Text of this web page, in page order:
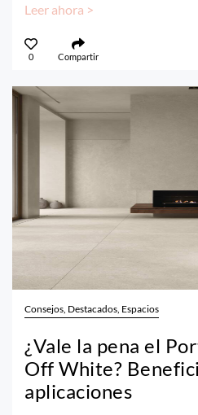
Leer ahora >
0 Compartir
Consejos, Destacados, Espacios
¿Vale la pena el
Off White?
aplicaciones